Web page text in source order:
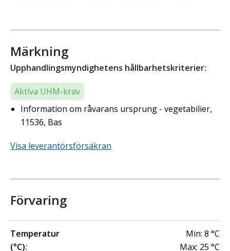
Märkning
Upphandlingsmyndighetens hållbarhetskriterier:
Aktiva UHM-krav
Information om råvarans ursprung - vegetabilier,
11536, Bas
Visa leverantörsförsäkran
Förvaring
Temperatur
(°C):
Min: 8 °C
Max: 25 °C